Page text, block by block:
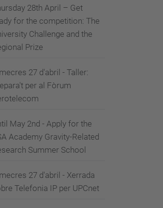
28th April – Get
for the competition: The
Challenge and the
Prize
27 d'abril - Taller:
per al Fòrum
May 2nd - Apply for the
Academy Gravity-Related
Summer School
27 d'abril - Xerrada
Telefonia IP per UPCnet